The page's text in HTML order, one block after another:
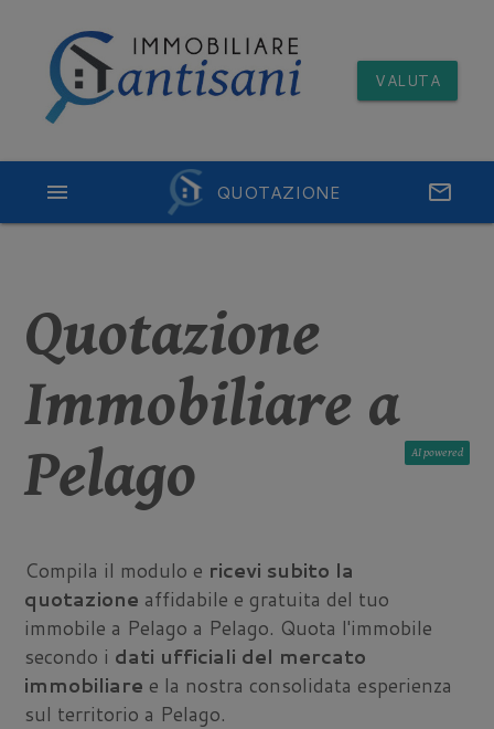
VALUTA
QUOTAZIONE email
menu
Quotazione
Immobiliare a
Pelago
AI
Compila il modulo e ricevi subito la
quotazione affidabile e gratuita del tuo
immobile a Pelago a Pelago. Quota l'immobile
secondo i dati ufficiali del mercato
immobiliare e la nostra consolidata esperienza
sul territorio a Pelago.